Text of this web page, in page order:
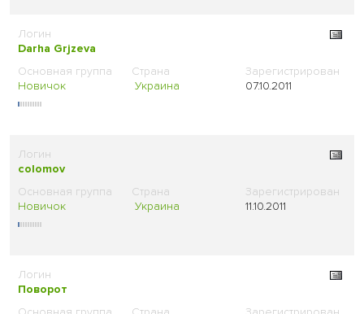
Darha Grjzeva
Новичок Украина 07.10.2011
colomov
Новичок Украина 11.10.2011
Поворот